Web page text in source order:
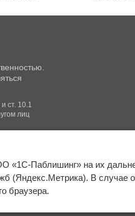
ст. 10.1
лиц
«1С-Паблишинг» на их
(Яндекс.Метрика). В случае
браузера.